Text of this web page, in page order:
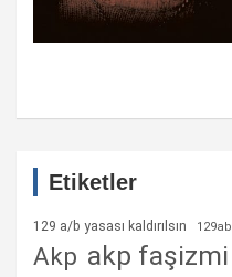
Etiketler
129 a/b yasası kaldırılsın 129ab
Akp akp faşizmi